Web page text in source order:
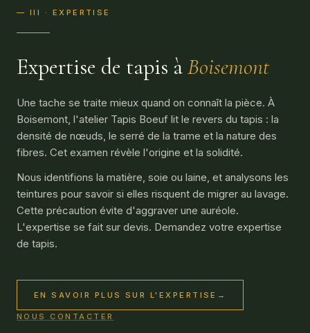
— III · EXPERTISE
Expertise de tapis àBoisemont
Une tache se traite mieux quand on connaît la pièce. À
Boisemont, l'atelier Tapis Boeuf lit le revers du tapis : la
densité de nœuds, le serré de la trame et la nature des
fibres. Cet examen révèle l'origine et la solidité.
Nous identifions la matière, soie ou laine, et analysons les
teintures pour savoir si elles risquent de migrer au lavage.
Cette précaution évite d'aggraver une auréole.
L'expertise se fait sur devis. Demandez votre expertise
de tapis.
EN SAVOIR PLUS SUR L'EXPERTISE →
NOUS CONTACTER